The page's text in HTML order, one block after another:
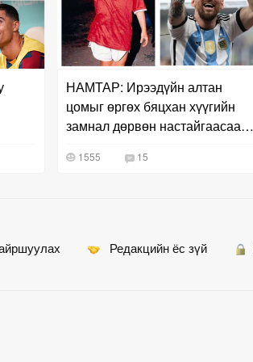
НАМТАР: Ирээдүйн алтан
цомыг өргөх бяцхан хүүгийн
замнал дөрвөн настайгаасаа
1555 15
Редакцийн ёс зүй